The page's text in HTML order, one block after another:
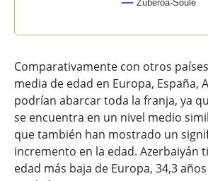
Zuberoa-Soule
Comparativamente con otros
media de edad en Europa, España,
podrían abarcar toda la franja, ya
se encuentra en un nivel medio
que también han mostrado un
incremento en la edad. Azerbaiyán
edad más baja de Europa, 34,3